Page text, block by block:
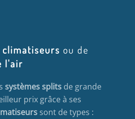
ou de
l'air
systèmes splits de grande
prix grâce à ses
sont de types :